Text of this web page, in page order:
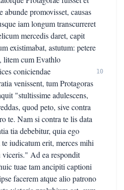
promovisset, causas
iam longum transcurreret
mercedis daret, capit
existimabat, astutum: petere
litem cum Evathlo
coniciendae
venissent, tum Protagoras
"stultissime adulescens,
quod peto, sive contra
te. Nam si contra te lis data
tia debebitur, quia ego
iudicatum erit, merces mihi
viceris." Ad ea respondit
tuae tam ancipiti captioni
facerem atque alio patrono
10